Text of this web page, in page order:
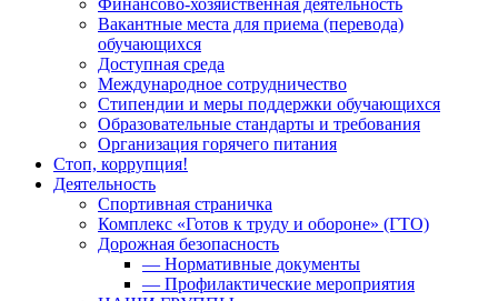
Вакантные места для приема (перевода)
обучающихся
Доступная среда
Международное сотрудничество
Стипендии и меры поддержки обучающихся
Образовательные стандарты и требования
Организация горячего питания
Стоп, коррупция!
Деятельность
Спортивная страничка
Комплекс «Готов к труду и обороне» (ГТО)
Дорожная безопасность
— Нормативные документы
— Профилактические мероприятия